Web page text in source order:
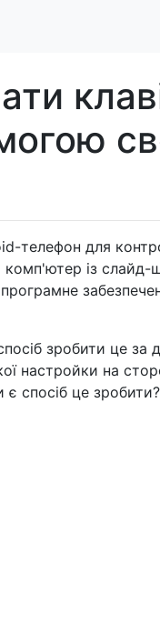
телефон для
комп'ютер із
зробити це
настройки на
є спосіб це зробити?